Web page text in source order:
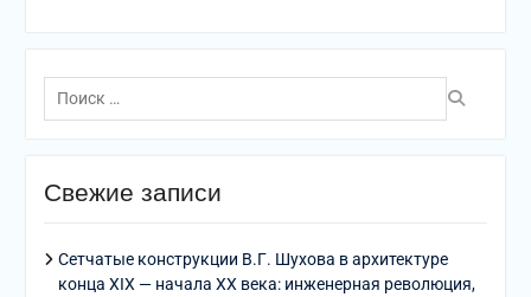
Поиск
по:
Свежие записи
Сетчатые конструкции В.Г. Шухова в архитектуре
конца XIX — начала XX века: инженерная революция,